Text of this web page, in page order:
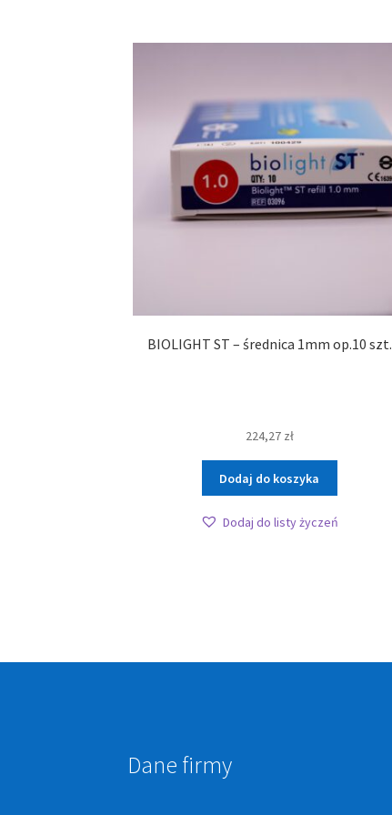
BIOLIGHT ST – średnica 1mm op.10 szt.
224,27 zł
Dodaj do koszyka
Dodaj do listy życzeń
Dane firmy